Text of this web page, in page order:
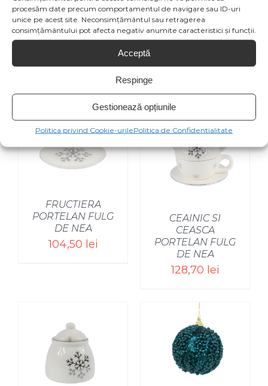
procesăm date precum comportamentul de navigare sau ID-uri
unice pe acest site. Neconsimțământul sau retragerea
consimțământului pot afecta negativ anumite caracteristici și funcții.
Acceptă
Respinge
Gestionează opțiunile
Politica privind Cookie-urilePolitica de Confidentialitate
Product
FRUCTIERA
PORTELAN FULG
DE NEA
104,50 lei
CEAINIC SI
CEASCA
PORTELAN FULG
DE NEA
128,70 lei